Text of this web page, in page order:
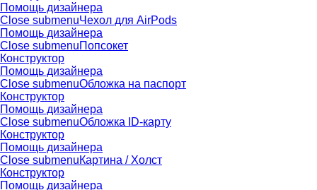
Помощь дизайнера
Close submenuЧехол для AirPods
Помощь дизайнера
Close submenuПопсокет
Конструктор
Помощь дизайнера
Close submenuОбложка на паспорт
Конструктор
Помощь дизайнера
Close submenuОбложка ID-карту
Конструктор
Помощь дизайнера
Close submenuКартина / Холст
Конструктор
Помощь дизайнера